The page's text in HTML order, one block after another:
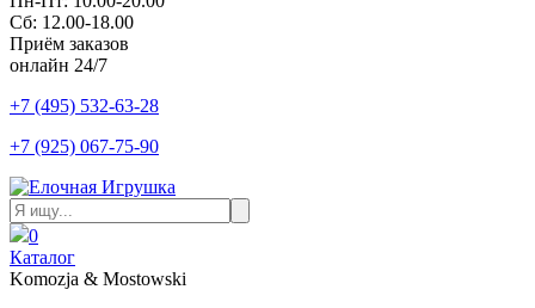
Сб: 12.00-18.00
Приём заказов
онлайн 24/7
+7 (495) 532-63-28
+7 (925) 067-75-90
0
Каталог
Komozja & Mostowski